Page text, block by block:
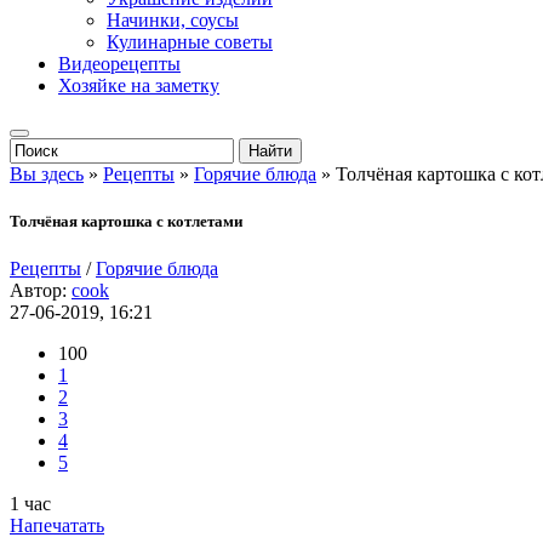
Начинки, соусы
Кулинарные советы
Видеорецепты
Хозяйке на заметку
Вы здесь » Рецепты » Горячие блюда » Толчёная картошка с
Толчёная картошка с котлетами
Рецепты /Горячие блюда
Автор: cook
27-06-2019, 16:21
100
1
2
3
4
5
1 час
Напечатать